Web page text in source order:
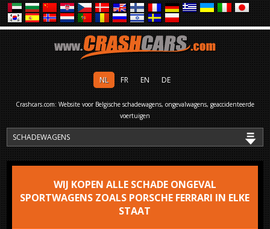
NL FR EN DE
Crashcars.com: Website voor Belgische schadewagens, ongevalwagens, geaccidenteerde
voertuigen
WIJ KOPEN ALLE SCHADE ONGEVAL
SPORTWAGENS ZOALS PORSCHE FERRARI IN ELKE
STAAT